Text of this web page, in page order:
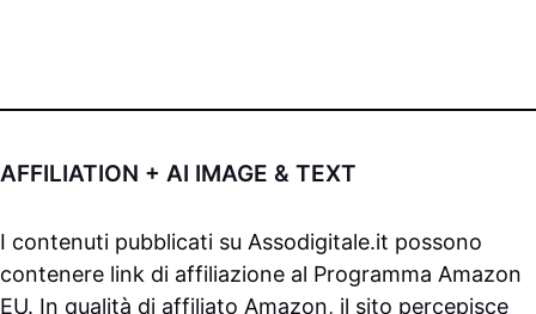
AFFILIATION + AI IMAGE & TEXT
I contenuti pubblicati su Assodigitale.it possono
contenere link di affiliazione al Programma Amazon
EU. In qualità di affiliato Amazon, il sito percepisce